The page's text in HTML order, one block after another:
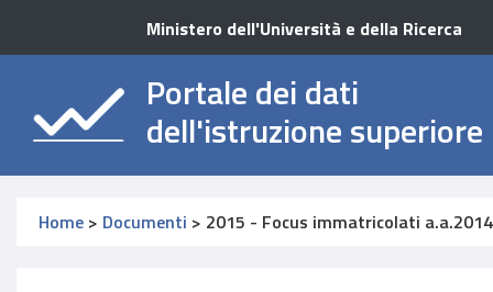
Ministero dell'Università e della Ricerca
Portale dei dati
dell'istruzione superiore
Home > Documenti > 2015 - Focus immatricolati